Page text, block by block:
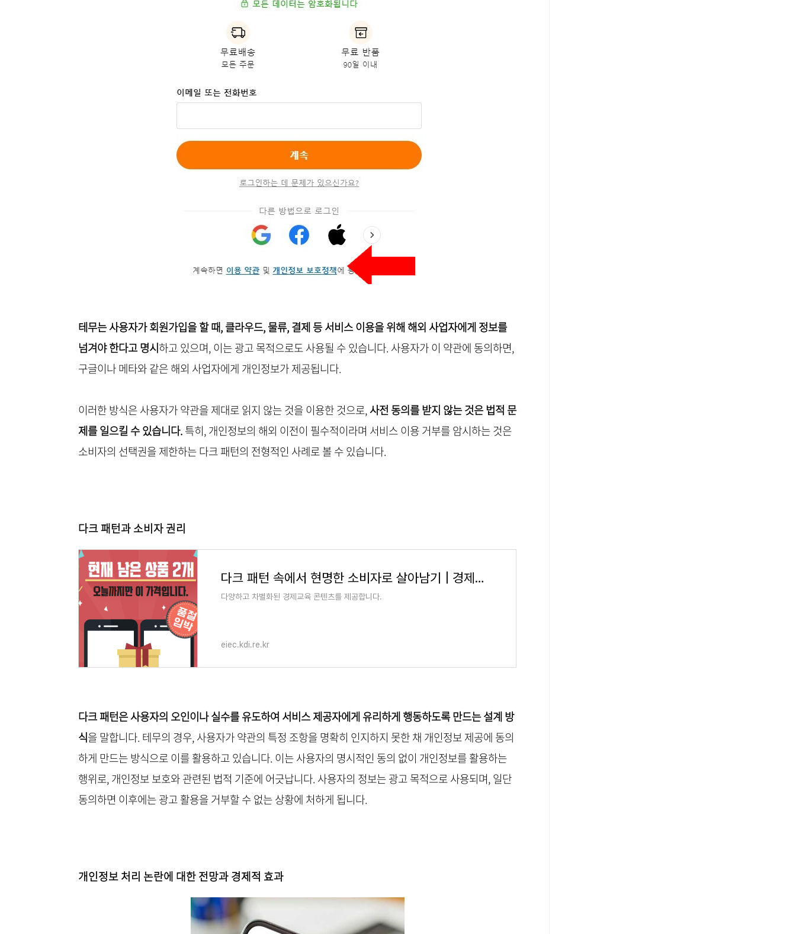
테무는 사용자가 회원가입을 할 때, 클라우드, 물류, 결제 등 서비스 이용을 위해 해외 사업자에게 정보를
넘겨야 한다고 명시하고 있으며, 이는 광고 목적으로도 사용될 수 있습니다. 사용자가 이 약관에 동의하면,
구글이나 메타와 같은 해외 사업자에게 개인정보가 제공됩니다.
이러한 방식은 사용자가 약관을 제대로 읽지 않는 것을 이용한 것으로,사전 동의를 받지 않는 것은 법적 문
제를 일으킬 수 있습니다.특히, 개인정보의 해외 이전이 필수적이라며 서비스 이용 거부를 암시하는 것은
소비자의 선택권을 제한하는 다크 패턴의 전형적인 사례로 볼 수 있습니다.
다크 패턴과 소비자 권리
다크 패턴 속에서 현명한 소비자로 살아남기 | 경제로 세상 읽기 | KDI 경제정보센터
다양하고 차별화된 경제교육 콘텐츠를 제공합니다.
eiec.kdi.re.kr
다크 패턴은 사용자의 오인이나 실수를 유도하여 서비스 제공자에게 유리하게 행동하도록 만드는 설계 방
식을 말합니다. 테무의 경우, 사용자가 약관의 특정 조항을 명확히 인지하지 못한 채 개인정보 제공에 동의
하게 만드는 방식으로 이를 활용하고 있습니다. 이는 사용자의 명시적인 동의 없이 개인정보를 활용하는
행위로, 개인정보 보호와 관련된 법적 기준에 어긋납니다. 사용자의 정보는 광고 목적으로 사용되며, 일단
동의하면 이후에는 광고 활용을 거부할 수 없는 상황에 처하게 됩니다.
개인정보 처리 논란에 대한 전망과 경제적 효과